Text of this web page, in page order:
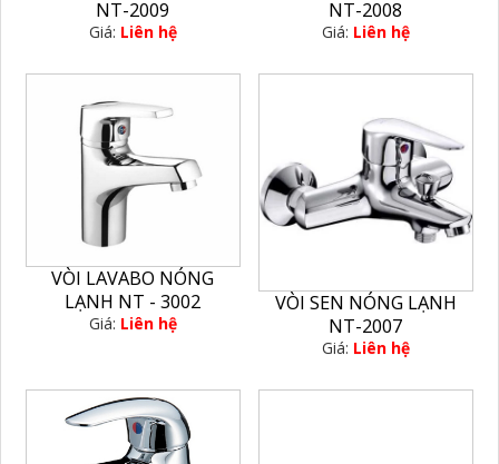
NT-2009
Giá: Liên hệ
NT-2008
Giá: Liên hệ
VÒI LAVABO NÓNG
LẠNH NT - 3002
Giá: Liên hệ
VÒI SEN NÓNG LẠNH
NT-2007
Giá: Liên hệ